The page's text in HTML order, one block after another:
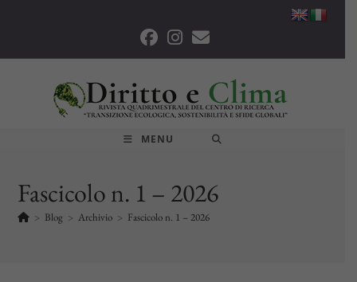
MENU
Fascicolo n. 1 – 2026
> Blog > Archivio > Fascicolo n. 1 – 2026